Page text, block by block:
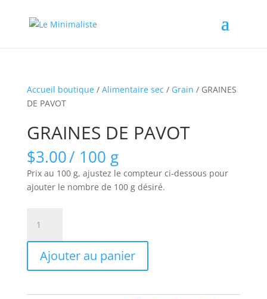
Accueil boutique/ Alimentaire sec / Grain / GRAINES
DE PAVOT
GRAINES DE PAVOT
$3.00/ 100 g
Prix au 100 g, ajustez le compteur ci-dessous pour
ajouter le nombre de 100 g désiré.
GRAINES
PAVOT
Ajouter au panier